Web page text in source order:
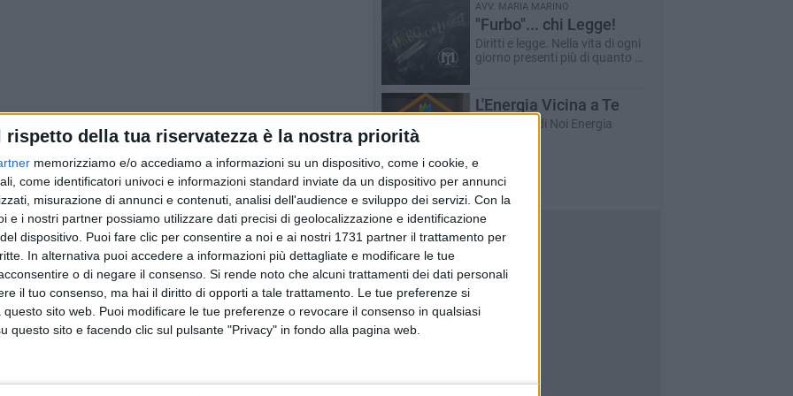
rispetto della tua riservatezza è la nostra priorità
memorizziamo e/o accediamo a informazioni su un dispositivo, come i cookie, e
come identificatori univoci e informazioni standard inviate da un dispositivo per annunci
misurazione di annunci e contenuti, analisi dell'audience e sviluppo dei servizi. Con la
e i nostri partner possiamo utilizzare dati precisi di geolocalizzazione e identificazione
dispositivo. Puoi fare clic per consentire a noi e ai nostri 1731 partner il trattamento per
In alternativa puoi accedere a informazioni più dettagliate e modificare le tue
o di negare il consenso. Si rende noto che alcuni trattamenti dei dati personali
il tuo consenso, ma hai il diritto di opporti a tale trattamento. Le tue preferenze si
sito web. Puoi modificare le tue preferenze o revocare il consenso in qualsiasi
questo sito e facendo clic sul pulsante "Privacy" in fondo alla pagina web.
- Tel. 080 3345263
Ragno, 76 - Tel. 080 3355006
1/3 - Tel. 080 3345831
Corrado De Judicibus, 61/a b - Tel. 327 1185622
d'Assisi, 104 - Tel. 080 3381952
68 - Tel. 080 3974123
14/c - Tel. 080 3974678
3351294
via Salvucci) - Tel. 080 3389344
37 - Tel. 080 3971377
38/39 - Tel. 080 3971805
39 - Tel. 080 3345144
56 - Tel. 080 3348225
AVV. MARIA MARINO
"Furbo"... chi Legge!
Diritti e legge. Nella vita di ogni
giorno presenti più di quanto si
L'Energia Vicina a Te
Un servizio di Noi Energia